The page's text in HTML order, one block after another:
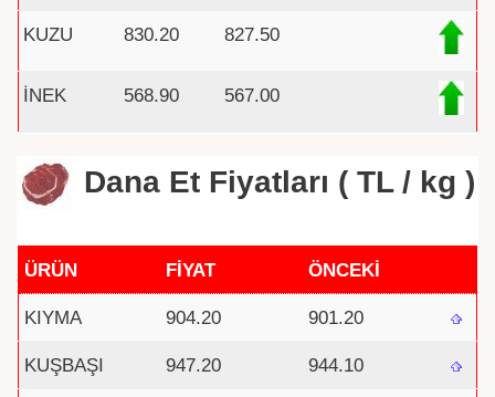
KUZU 830.20 827.50
İNEK 568.90 567.00
Dana Et Fiyatları ( TL / kg )
ÜRÜN FİYAT ÖNCEKİ
KIYMA 904.20 901.20
KUŞBAŞI 947.20 944.10